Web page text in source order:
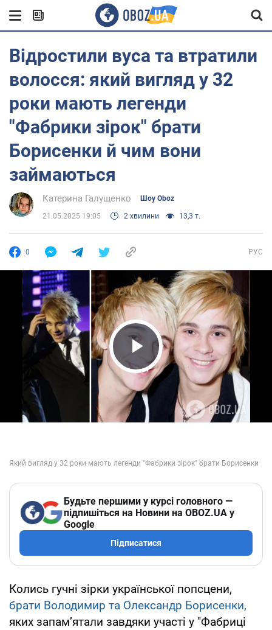
Відростили вуса та втратили
волосся: який вигляд у 32
роки мають легенди
"Фабрики зірок" брати
Борисенки й чим вони
займаються
Катерина Галущенко Шоу Oboz
21.05.2025 19:05 2 хвилини 13,3 т.
0 РУС
Play Video
Будьте першими у курсі головного —
підпишіться на Новини на OBOZ.UA у
Google
Підписатися
Колись гучні зірки української попсцени,
брати Володимир та Олександр Борисенки,
яких запам’ятали завдяки участі у "Фабриці